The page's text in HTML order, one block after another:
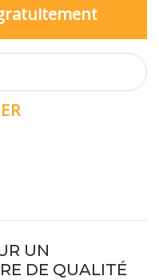
UN
DE QUALITÉ